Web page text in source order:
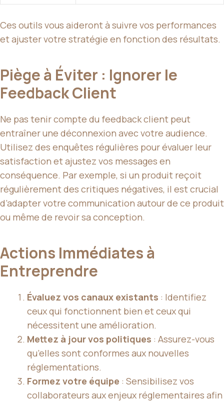
Ces outils vous aideront à suivre vos performances
et ajuster votre stratégie en fonction des résultats.
Piège à Éviter : Ignorer le
Feedback Client
Ne pas tenir compte du feedback client peut
entraîner une déconnexion avec votre audience.
Utilisez des enquêtes régulières pour évaluer leur
satisfaction et ajustez vos messages en
conséquence. Par exemple, si un produit reçoit
régulièrement des critiques négatives, il est crucial
d’adapter votre communication autour de ce produit
ou même de revoir sa conception.
Actions Immédiates à
Entreprendre
Évaluez vos canaux existants : Identifiez
ceux qui fonctionnent bien et ceux qui
nécessitent une amélioration.
Mettez à jour vos politiques : Assurez-vous
qu’elles sont conformes aux nouvelles
réglementations.
Formez votre équipe : Sensibilisez vos
collaborateurs aux enjeux réglementaires afin